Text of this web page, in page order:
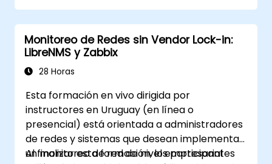
Monitoreo de Redes sin Vendor Lock-in:
LibreNMS y Zabbix
28 Horas
Esta formación en vivo dirigida por
instructores en Uruguay (en línea o
presencial) está orientada a administradores
de redes y sistemas que desean implementar
un monitoreo de red de nivel empresarial
Al finalizar esta formación, los participantes